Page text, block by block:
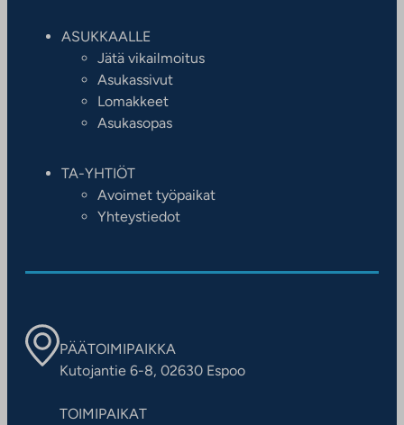
ASUKKAALLE
Jätä vikailmoitus
Asukassivut
Lomakkeet
Asukasopas
TA-YHTIÖT
Avoimet työpaikat
Yhteystiedot
PÄÄTOIMIPAIKKA
Kutojantie 6-8, 02630 Espoo
TOIMIPAIKAT